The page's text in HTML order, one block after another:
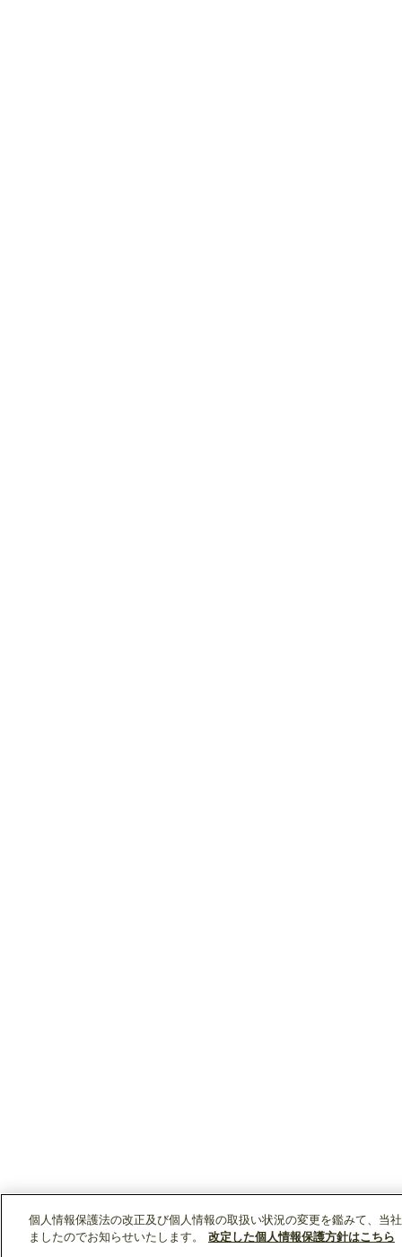
個人情報保護法の改正及び個人情報の取扱い状況の変更を鑑みて、当
ましたのでお知らせいたします。
改定した個人情報保護方針はこちら